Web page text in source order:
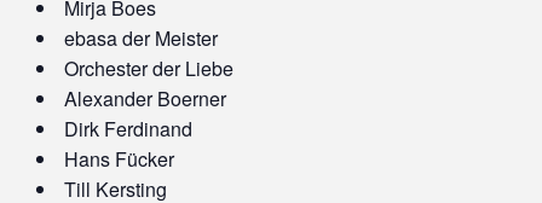
Mirja Boes
ebasa der Meister
Orchester der Liebe
Alexander Boerner
Dirk Ferdinand
Hans Fücker
Till Kersting